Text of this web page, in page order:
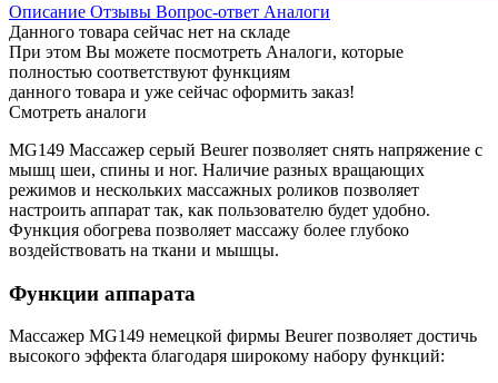
Описание Отзывы Вопрос-ответ Аналоги
Данного товара сейчас нет на складе
При этом Вы можете посмотреть Аналоги, которые
полностью соответствуют функциям
данного товара и уже сейчас оформить заказ!
Смотреть аналоги
MG149 Массажер серый Beurer позволяет снять напряжение с
мышц шеи, спины и ног. Наличие разных вращающих
режимов и нескольких массажных роликов позволяет
настроить аппарат так, как пользователю будет удобно.
Функция обогрева позволяет массажу более глубоко
воздействовать на ткани и мышцы.
Функции аппарата
Массажер MG149 немецкой фирмы Beurer позволяет достичь
высокого эффекта благодаря широкому набору функций: